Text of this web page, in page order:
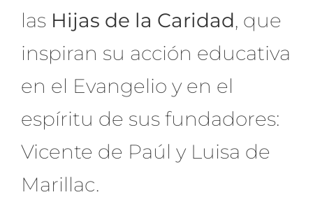
las Hijas de la Caridad, que
inspiran su acción educativa
en el Evangelio y en el
espíritu de sus fundadores:
Vicente de Paúl y Luisa de
Marillac.